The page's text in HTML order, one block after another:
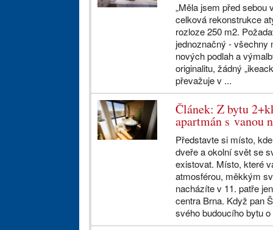
„Měla jsem před sebou
celková rekonstrukce
rozloze 250 m2.
jednoznačný - všechny
nových podlah a
originalitu, žádný
převažuje v ...
Článek: Z bytu
apartmán s vanou
Představte si místo,
dveře a okolní svět se
existovat. Místo, které
atmosférou, měkkým
nacházíte v 11. patře
centra Brna. Když pan
svého budoucího bytu o